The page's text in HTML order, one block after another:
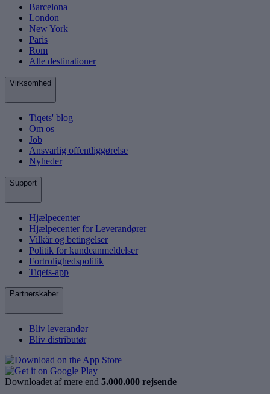
Barcelona
London
New York
Paris
Rom
Alle destinationer
Virksomhed
Tiqets' blog
Om os
Job
Ansvarlig offentliggørelse
Nyheder
Support
Hjælpecenter
Hjælpecenter for Leverandører
Vilkår og betingelser
Politik for kundeanmeldelser
Fortrolighedspolitik
Tiqets-app
Partnerskaber
Bliv leverandør
Bliv distributør
Downloadet af mere end 5.000.000 rejsende